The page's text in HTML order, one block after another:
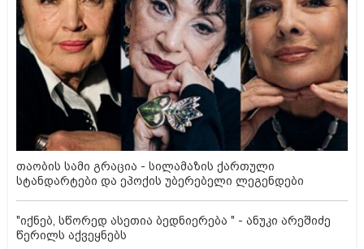
თაობის სამი გრაცია - სილამაზის ქართული
სტანდარტები და ეპოქის უბერებელი ლეგენდები
"იქნებ, სწორედ ასეთია ბედნიერება " - ანუკი არეშიძე
წერილს აქვეყნებს